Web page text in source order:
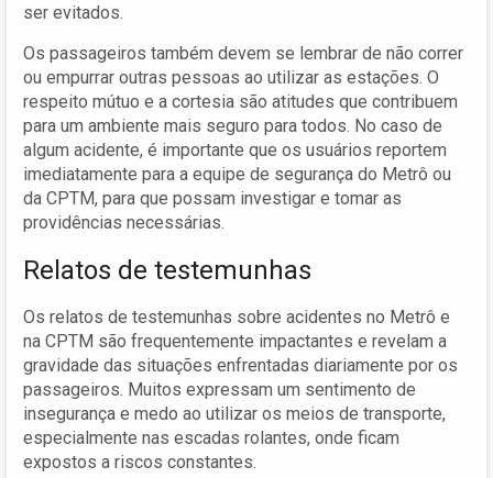
ser evitados.
Os passageiros também devem se lembrar de não correr
ou empurrar outras pessoas ao utilizar as estações. O
respeito mútuo e a cortesia são atitudes que contribuem
para um ambiente mais seguro para todos. No caso de
algum acidente, é importante que os usuários reportem
imediatamente para a equipe de segurança do Metrô ou
da CPTM, para que possam investigar e tomar as
providências necessárias.
Relatos de testemunhas
Os relatos de testemunhas sobre acidentes no Metrô e
na CPTM são frequentemente impactantes e revelam a
gravidade das situações enfrentadas diariamente por os
passageiros. Muitos expressam um sentimento de
insegurança e medo ao utilizar os meios de transporte,
especialmente nas escadas rolantes, onde ficam
expostos a riscos constantes.